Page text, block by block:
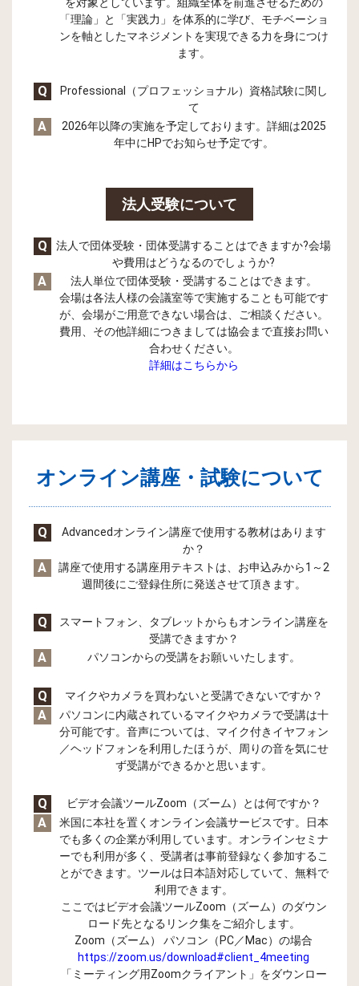
「理論」と「実践力」を体系的に学び、モチベーショ
ンを軸としたマネジメントを実現できる力を身につけ
ます。
Q
Professional（プロフェッショナル）資格試験に関し
て
A
2026年以降の実施を予定しております。詳細は2025
年中にHPでお知らせ予定です。
法人受験について
Q
法人で団体受験・団体受講することはできますか?会場
や費用はどうなるのでしょうか?
A
法人単位で団体受験・受講することはできます。
会場は各法人様の会議室等で実施することも可能です
が、会場がご用意できない場合は、ご相談ください。
費用、その他詳細につきましては協会まで直接お問い
合わせください。
詳細はこちらから
オンライン講座・試験について
Q
Advancedオンライン講座で使用する教材はあります
か？
A
講座で使用する講座用テキストは、お申込みから1～2
週間後にご登録住所に発送させて頂きます。
Q
スマートフォン、タブレットからもオンライン講座を
受講できますか？
A パソコンからの受講をお願いいたします。
Q マイクやカメラを買わないと受講できないですか？
A
パソコンに内蔵されているマイクやカメラで受講は十
分可能です。音声については、マイク付きイヤフォン
／ヘッドフォンを利用したほうが、周りの音を気にせ
ず受講ができるかと思います。
Q ビデオ会議ツールZoom（ズーム）とは何ですか？
A
米国に本社を置くオンライン会議サービスです。日本
でも多くの企業が利用しています。オンラインセミナ
ーでも利用が多く、受講者は事前登録なく参加するこ
とができます。ツールは日本語対応していて、無料で
利用できます。
ここではビデオ会議ツールZoom（ズーム）のダウン
ロード先となるリンク集をご紹介します。
Zoom（ズーム） パソコン（PC／Mac）の場合
https://zoom.us/download#client_4meeting
「ミーティング用Zoomクライアント」をダウンロー